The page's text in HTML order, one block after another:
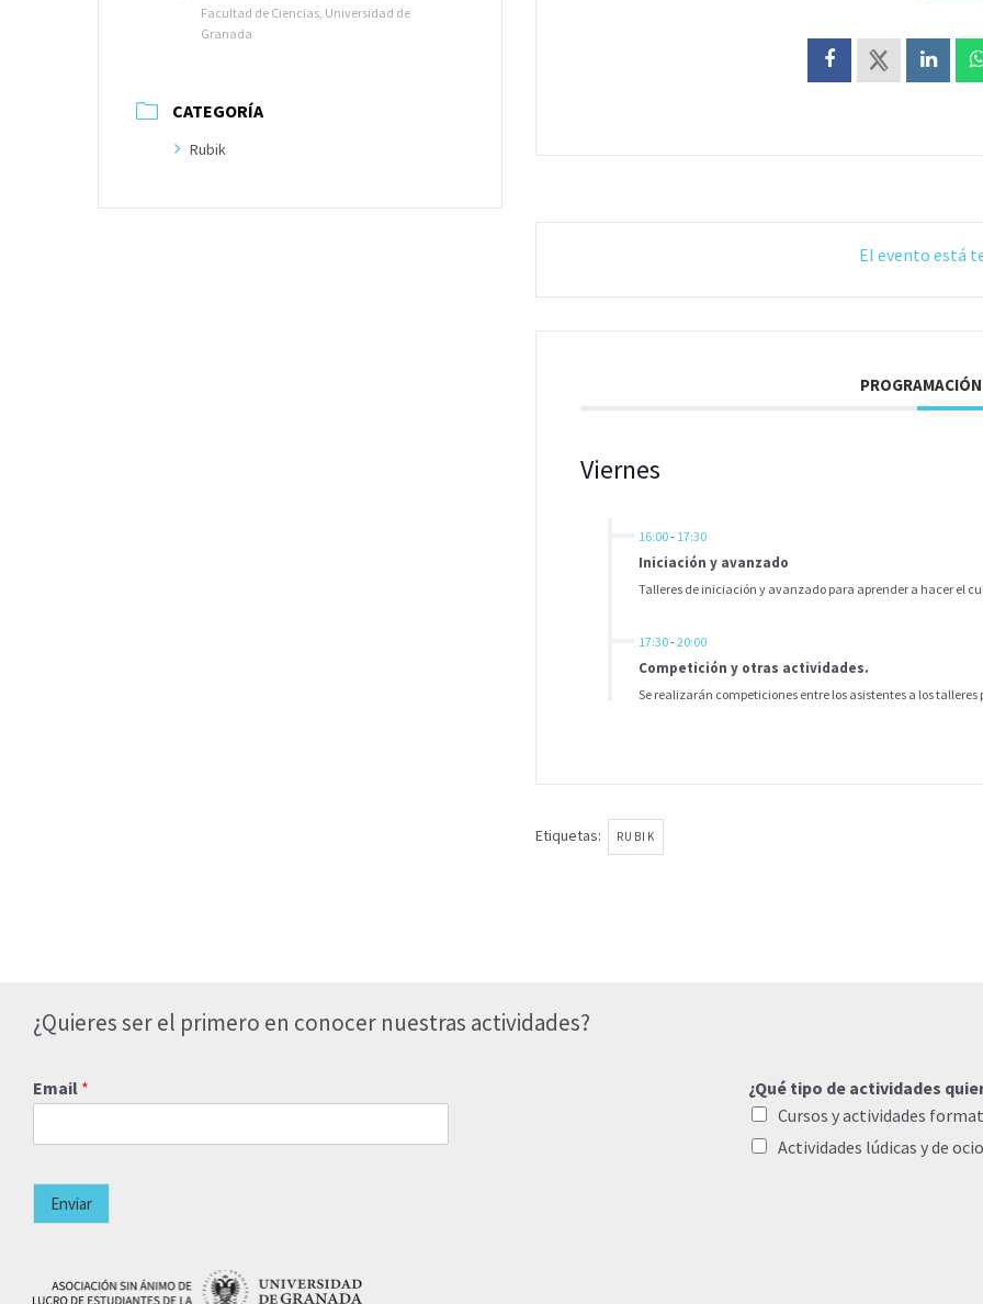
Facultad de Ciencias, Universidad de
Granada
CATEGORÍA
Rubik
El evento está
Viernes
16:00- 17:30
Iniciación y avanzado
Talleres de iniciación y avanzado para aprender a hacer el
17:30-20:00
Competición y otras actividades.
Se realizarán competiciones entre los asistentes a los
Etiquetas: RUBIK
¿Quieres ser el primero en conocer nuestras actividades?
Email * ¿Qué tipo de actividades
Cursos y actividades
Actividades lúdicas y de ocio
Enviar